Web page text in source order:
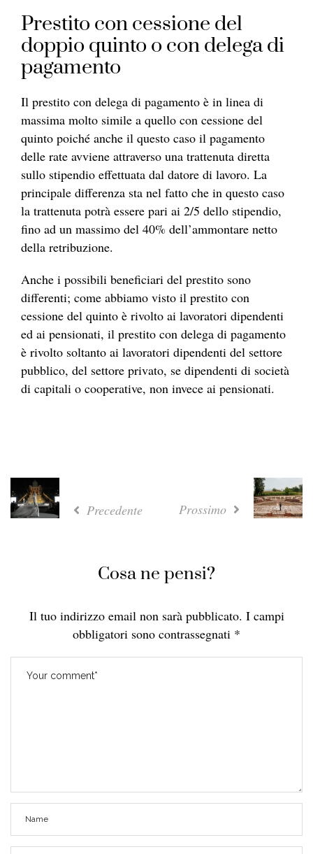
Prestito con cessione del
doppio quinto o con delega di
pagamento
Il prestito con delega di pagamento è in linea di
massima molto simile a quello con cessione del
quinto poiché anche il questo caso il pagamento
delle rate avviene attraverso una trattenuta diretta
sullo stipendio effettuata dal datore di lavoro. La
principale differenza sta nel fatto che in questo caso
la trattenuta potrà essere pari ai 2/5 dello stipendio,
fino ad un massimo del 40% dell’ammontare netto
della retribuzione.
Anche i possibili beneficiari del prestito sono
differenti; come abbiamo visto il prestito con
cessione del quinto è rivolto ai lavoratori dipendenti
ed ai pensionati, il prestito con delega di pagamento
è rivolto soltanto ai lavoratori dipendenti del settore
pubblico, del settore privato, se dipendenti di società
di capitali o cooperative, non invece ai pensionati.
Precedente Prossimo
Cosa ne pensi?
Il tuo indirizzo email non sarà pubblicato. I campi
obbligatori sono contrassegnati *